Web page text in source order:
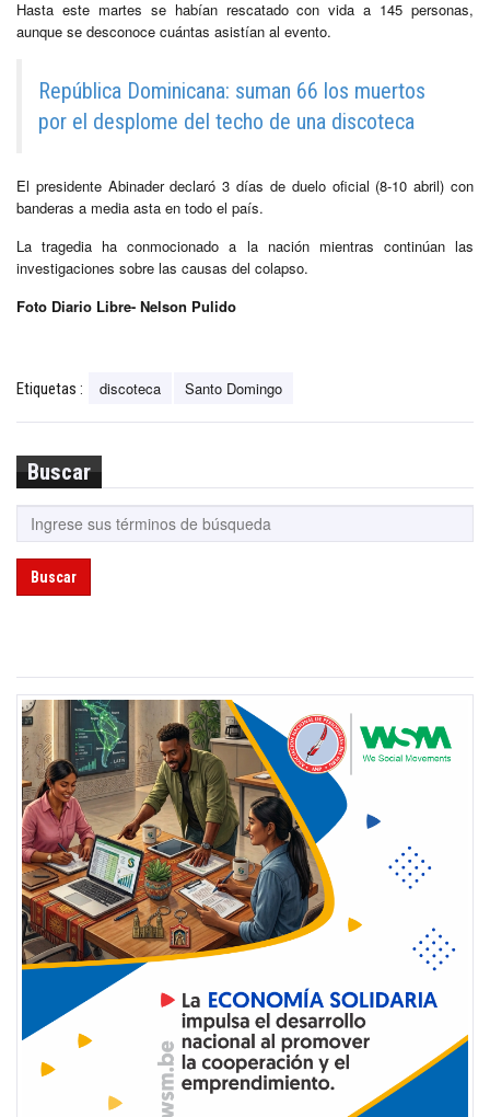
Hasta este martes se habían rescatado con vida a 145 personas,
aunque se desconoce cuántas asistían al evento.
República Dominicana: suman 66 los muertos
por el desplome del techo de una discoteca
El presidente Abinader declaró 3 días de duelo oficial (8-10 abril) con
banderas a media asta en todo el país.
La tragedia ha conmocionado a la nación mientras continúan las
investigaciones sobre las causas del colapso.
Foto Diario Libre- Nelson Pulido
Etiquetas : discoteca Santo Domingo
Buscar
Buscar